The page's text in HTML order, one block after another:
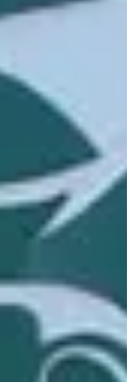
con el propósito
operativas e
Comi